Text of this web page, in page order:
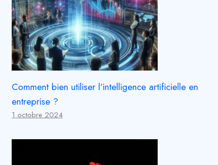
Comment bien utiliser l’intelligence artificielle en
entreprise ?
1 octobre 2024